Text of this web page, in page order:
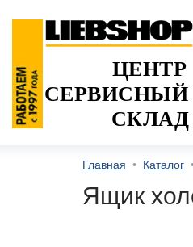
ЦЕНТР
СЕРВИСНЫЙ
СКЛАД
Главная • Каталог
Ящик